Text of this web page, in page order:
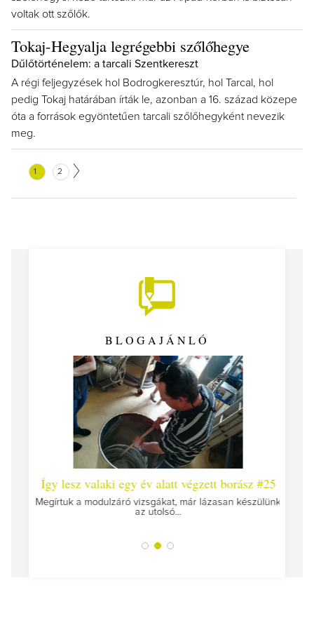
voltak ott szőlők.
Tokaj-Hegyalja legrégebbi szőlőhegye
Dűlőtörténelem: a tarcali Szentkereszt
A régi feljegyzések hol Bodrogkeresztúr, hol Tarcal, hol
pedig Tokaj határában írták le, azonban a 16. század közepe
óta a források egyöntetűen tarcali szőlőhegyként nevezik
meg.
1 2
BLOGAJÁNLÓ
Így lesz valaki egy év alatt végzett borász #25
Megírtuk a modulzáró vizsgákat, már lázasan készülünk
az utolsó...